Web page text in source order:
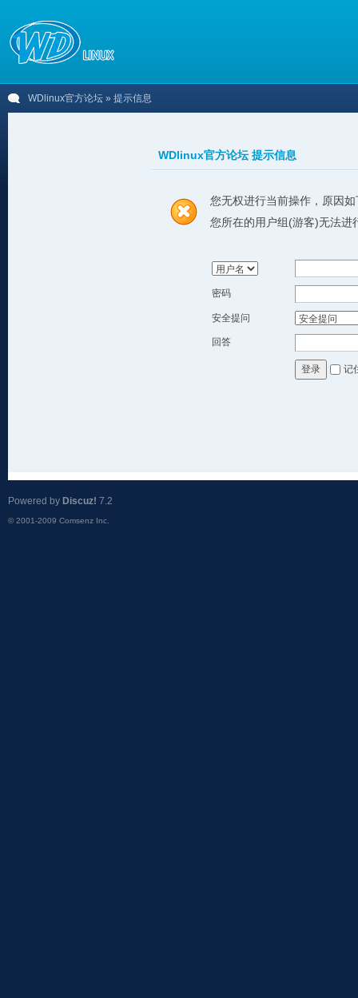
WDlinux官方论坛 » 提示信息
WDlinux官方论坛 提示信息
您无权进行当前操作，原因如
您所在的用户组(游客)无法进
密码
安全提问
回答
登录 记
Powered by Discuz! 7.2
© 2001-2009 Comsenz Inc.